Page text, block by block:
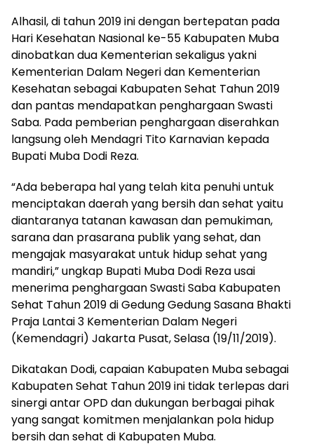
Alhasil, di tahun 2019 ini dengan bertepatan pada
Hari Kesehatan Nasional ke-55 Kabupaten Muba
dinobatkan dua Kementerian sekaligus yakni
Kementerian Dalam Negeri dan Kementerian
Kesehatan sebagai Kabupaten Sehat Tahun 2019
dan pantas mendapatkan penghargaan Swasti
Saba. Pada pemberian penghargaan diserahkan
langsung oleh Mendagri Tito Karnavian kepada
Bupati Muba Dodi Reza.
“Ada beberapa hal yang telah kita penuhi untuk
menciptakan daerah yang bersih dan sehat yaitu
diantaranya tatanan kawasan dan pemukiman,
sarana dan prasarana publik yang sehat, dan
mengajak masyarakat untuk hidup sehat yang
mandiri,” ungkap Bupati Muba Dodi Reza usai
menerima penghargaan Swasti Saba Kabupaten
Sehat Tahun 2019 di Gedung Gedung Sasana Bhakti
Praja Lantai 3 Kementerian Dalam Negeri
(Kemendagri) Jakarta Pusat, Selasa (19/11/2019).
Dikatakan Dodi, capaian Kabupaten Muba sebagai
Kabupaten Sehat Tahun 2019 ini tidak terlepas dari
sinergi antar OPD dan dukungan berbagai pihak
yang sangat komitmen menjalankan pola hidup
bersih dan sehat di Kabupaten Muba.